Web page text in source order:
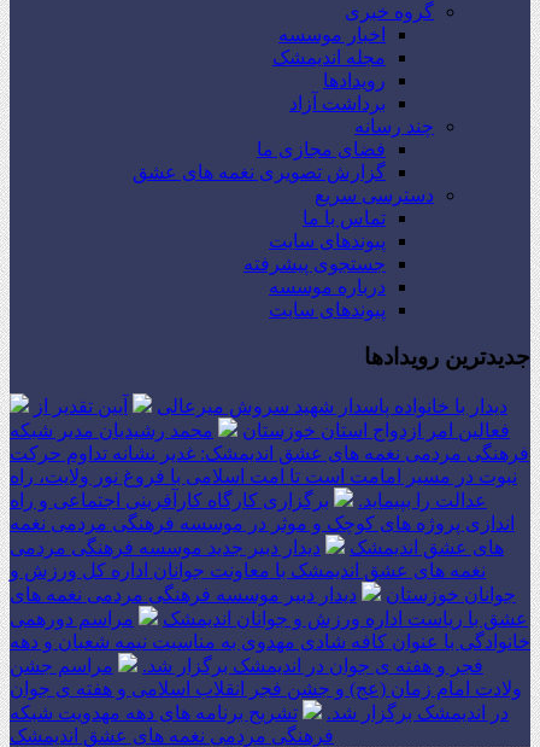
گروه خبری
اخبار موسسه
مجله اندیمشک
رویدادها
برداشت آزاد
چند رسانه
فضای مجازی ما
گزارش تصویری نغمه های عشق
دسترسی سریع
تماس با ما
پیوندهای سایت
جستجوی پیشرفته
درباره موسسه
پیوندهای سایت
جدیدترین رویدادها
دیدار با خانواده پاسدار شهید سروش میرعالی
آیین تقدیر از
فعالین امر ازدواج استان خوزستان
محمد رشیدیان مدیر شبکه
فرهنگی مردمی نغمه های عشق اندیمشک: غدیر نشانه تداوم حرکت
نبوت در مسیر امامت است تا امت اسلامی با فروغ نور ولایت، راه
عدالت را بپیماید.
برگزاری کارگاه کارآفرینی اجتماعی و راه
اندازی پروژه های کوچک و موثر در موسسه فرهنگی مردمی نغمه
های عشق اندیمشک
دیدار دبیر جدید موسسه فرهنگی مردمی
نغمه های عشق اندیمشک با معاونت جوانان اداره کل ورزش و
جوانان خوزستان
دیدار دبیر موسسه فرهنگی مردمی نغمه های
عشق با ریاست اداره ورزش و جوانان اندیمشک
مراسم دورهمی
خانوادگی با عنوان کافه شادی مهدوی به مناسبت نیمه شعبان و دهه
فجر و هفته ی جوان در اندیمشک برگزار شد.
مراسم جشن
ولادت امام زمان (عج) و جشن فجر انقلاب اسلامی و هفته ی جوان
در اندیمشک برگزار شد.
تشریح برنامه های دهه مهدویت شبکه
فرهنگی مردمی نغمه های عشق اندیمشک